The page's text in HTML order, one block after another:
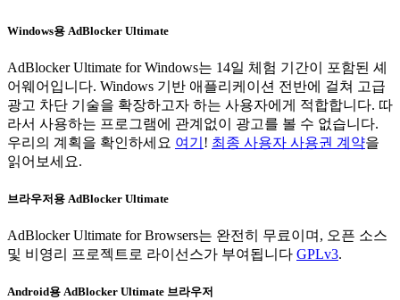
Windows용 AdBlocker Ultimate
AdBlocker Ultimate for Windows는 14일 체험 기간이 포함된 셰
어웨어입니다. Windows 기반 애플리케이션 전반에 걸쳐 고급
광고 차단 기술을 확장하고자 하는 사용자에게 적합합니다. 따
라서 사용하는 프로그램에 관계없이 광고를 볼 수 없습니다.
우리의 계획을 확인하세요 여기 ! 최종 사용자 사용권 계약을
읽어보세요.
브라우저용 AdBlocker Ultimate
AdBlocker Ultimate for Browsers는 완전히 무료이며, 오픈 소스
및 비영리 프로젝트로 라이선스가 부여됩니다 GPLv3.
Android용 AdBlocker Ultimate 브라우저